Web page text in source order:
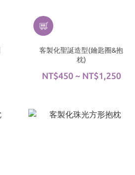
客製化聖誕造型(鑰匙圈&抱
枕)
NT$450 ~ NT$1,250